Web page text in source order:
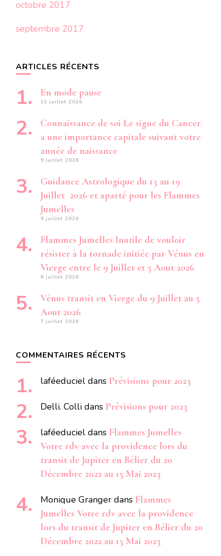
octobre 2017
septembre 2017
ARTICLES RÉCENTS
En mode pause
12 juillet 2026
Connaissance de soi Le signe du Cancer
a une importance capitale suivant votre
année de naissance
9 juillet 2026
Guidance Astrologique du 13 au 19
Juillet 2026 et aparté pour les Flammes
Jumelles
9 juillet 2026
Flammes Jumelles Inutile de vouloir
résister à la tornade initiée par Vénus en
Vierge entre le 9 Juillet et 5 Aout 2026
8 juillet 2026
Vénus transit en Vierge du 9 Juillet au 5
Aout 2026
7 juillet 2026
COMMENTAIRES RÉCENTS
laféeduciel dans Prévisions pour 2023
Delli. Colli dans Prévisions pour 2023
laféeduciel dans Flammes Jumelles
Votre rdv avec la providence lors du
transit de Jupiter en Bélier du 20
Décembre 2022 au 15 Mai 2023
Monique Granger dans Flammes
Jumelles Votre rdv avec la providence
lors du transit de Jupiter en Bélier du 20
Décembre 2022 au 15 Mai 2023